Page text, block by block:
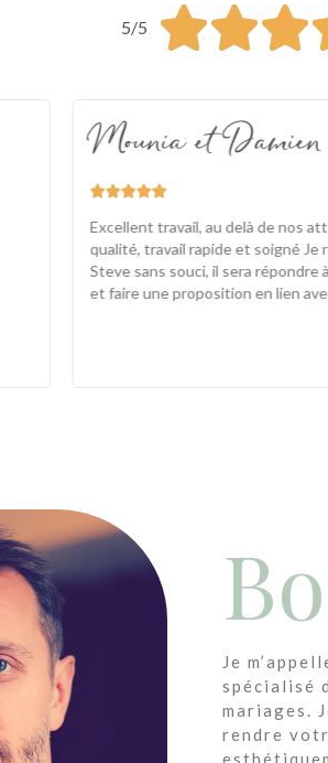
5/5 
Mounia et Damien

Excellent travail, au delà de nos
qualité, travail rapide et soigné Je
Steve sans souci, il sera répondre
et faire une proposition en lien
Je
spécialisé
mariages.
rendre